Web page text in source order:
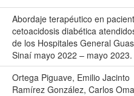
Abordaje terapéutico en
cetoacidosis diabética
de los Hospitales General
Sinaí mayo 2022 – mayo 2023.
Ortega Piguave, Emilio Jacinto
Ramírez González, Carlos